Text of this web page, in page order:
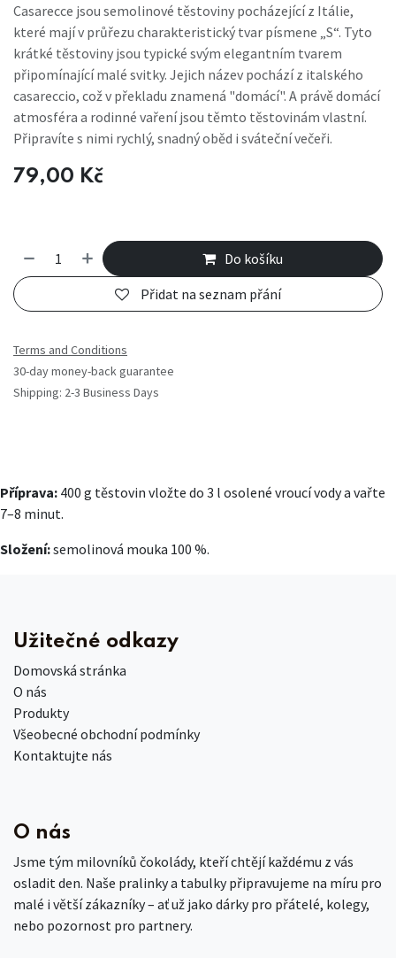
Casarecce jsou semolinové těstoviny pocházející z Itálie,
které mají v průřezu charakteristický tvar písmene „S“. Tyto
krátké těstoviny jsou typické svým elegantním tvarem
připomínající malé svitky. Jejich název pochází z italského
casareccio, což v překladu znamená "domácí". A právě domácí
atmosféra a rodinné vaření jsou těmto těstovinám vlastní.
Připravíte s nimi rychlý, snadný oběd i sváteční večeři.
79,00 Kč
Do košíku
Přidat na seznam přání
Terms and Conditions
30-day money-back guarantee
Shipping: 2-3 Business Days
Příprava: 400 g těstovin vložte do 3 l osolené vroucí vody a vařte
7­–8 minut.
Složení:semolinová mouka 100 %.
Užitečné odkazy
Domovská stránka
O nás
Produkty
Všeobecné obchodní podmínky
Kontaktujte nás
O nás
Jsme tým milovníků čokolády, kteří chtějí každému z vás
osladit den. Naše pralinky a tabulky připravujeme na míru pro
malé i větší zákazníky – ať už jako dárky pro přátelé, kolegy,
nebo pozornost pro partnery.